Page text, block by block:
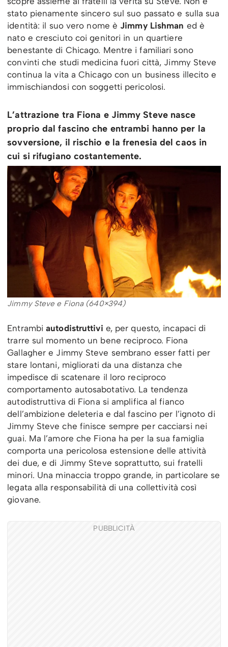
stato pienamente sincero sul suo passato e sulla sua
identità: il suo vero nome è Jimmy Lishman ed è
nato e cresciuto coi genitori in un quartiere
benestante di Chicago. Mentre i familiari sono
convinti che studi medicina fuori città, Jimmy Steve
continua la vita a Chicago con un business illecito e
immischiandosi con soggetti pericolosi.
L’attrazione tra Fiona e Jimmy Steve nasce
proprio dal fascino che entrambi hanno per la
sovversione, il rischio e la frenesia del caos in
cui si rifugiano costantemente.
Jimmy Steve e Fiona (640×394)
Entrambiautodistruttivi e, per questo, incapaci di
trarre sul momento un bene reciproco. Fiona
Gallagher e Jimmy Steve sembrano esser fatti per
stare lontani, migliorati da una distanza che
impedisce di scatenare il loro reciproco
comportamento autosabotativo. La tendenza
autodistruttiva di Fiona si amplifica al fianco
dell’ambizione deleteria e dal fascino per l’ignoto di
Jimmy Steve che finisce sempre per cacciarsi nei
guai. Ma l’amore che Fiona ha per la sua famiglia
comporta una pericolosa estensione delle attività
dei due, e di Jimmy Steve soprattutto, sui fratelli
minori. Una minaccia troppo grande, in particolare se
legata alla responsabilità di una collettività così
giovane.
PUBBLICITÀ